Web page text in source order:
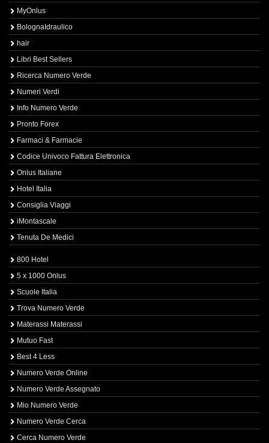
MyOnlus
BolognaIdraulico
hair
Libri Best Sellers
Ricerca Numero Verde
Numeri Verdi
Info Numero Verde
Pronto Forex
Farmaci & Farmacie
Codice Univoco Fattura Elettronica
Onlus Italiane
Hotel Italia
Consiglia Viaggi
iMontascale
Tenuta De Medici
800 Hotel
5 x 1000 Onlus
Scuole Italia
Trova Numero Verde
Materassi Materassi
Mutuo Fast
Best 4 Less
Numero Verde Online
Numero Verde Assegnato
Mio Numero Verde
Numero Verde Cerca
Cerca Numero Verde